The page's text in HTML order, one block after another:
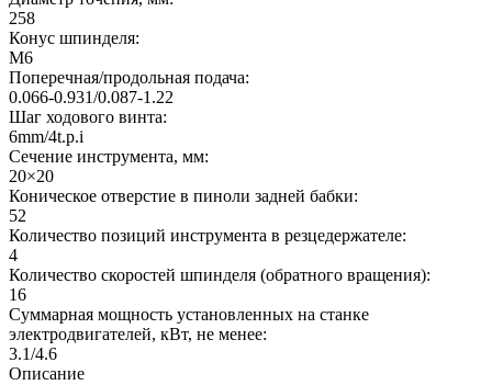
258
Конус шпинделя:
M6
Поперечная/продольная подача:
0.066-0.931/0.087-1.22
Шаг ходового винта:
6mm/4t.p.i
Сечение инструмента, мм:
20×20
Коническое отверстие в пиноли задней бабки:
52
Количество позиций инструмента в резцедержателе:
4
Количество скоростей шпинделя (обратного вращения):
16
Суммарная мощность установленных на станке
электродвигателей, кВт, не менее:
3.1/4.6
Описание